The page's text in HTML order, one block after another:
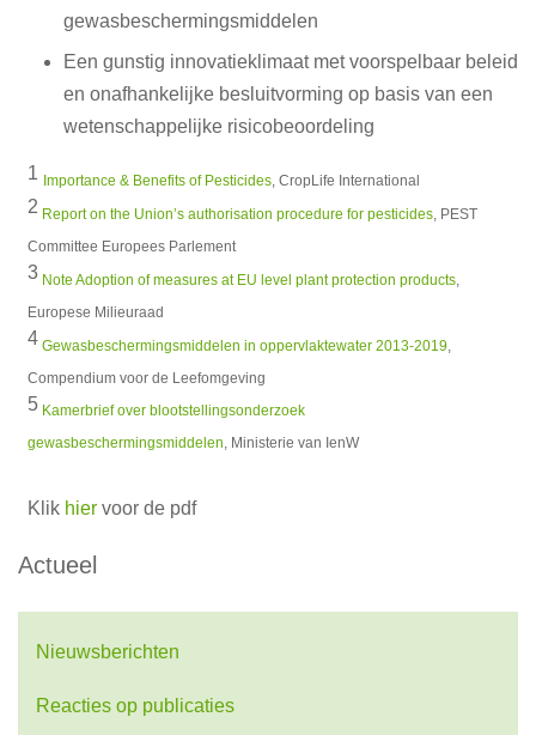
gewasbeschermingsmiddelen
Een gunstig innovatieklimaat met voorspelbaar beleid
en onafhankelijke besluitvorming op basis van een
wetenschappelijke risicobeoordeling
1 Importance & Benefits of Pesticides, CropLife International
2 Report on the Union’s authorisation procedure for pesticides, PEST
Committee Europees Parlement
3 Note Adoption of measures at EU level plant protection products,
Europese Milieuraad
4 Gewasbeschermingsmiddelen in oppervlaktewater 2013-2019,
Compendium voor de Leefomgeving
5 Kamerbrief over blootstellingsonderzoek
gewasbeschermingsmiddelen, Ministerie van IenW
Klik hier voor de pdf
Actueel
Nieuwsberichten
Reacties op publicaties